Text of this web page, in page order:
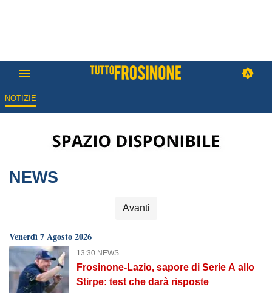
NOTIZIE
NEWS
Avanti
Venerdì 7 Agosto 2026
13:30 NEWS
Frosinone-Lazio, sapore di Serie A allo
Stirpe: test che darà risposte